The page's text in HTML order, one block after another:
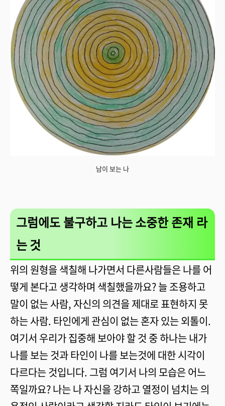
남이 보는 나
그럼에도 불구하고 나는 소중한 존재 라
는 것
위의 원형을 색칠해 나가면서 다른사람들은 나를 어
떻게 본다고 생각하며 색칠했을까요? 늘 조용하고
말이 없는 사람, 자신의 의견을 제대로 표현하지 못
하는 사람. 타인에게 관심이 없는 혼자 있는 외톨이.
여기서 우리가 집중해 보아야 할 것 중 하나는 내가
나를 보는 것과 타인이 나를 보는것에 대한 시각이
다르다는 것입니다. 그럼 여기서 나의 모습은 어느
쪽일까요? 나는 나 자신을 강하고 열정이 넘치는 의